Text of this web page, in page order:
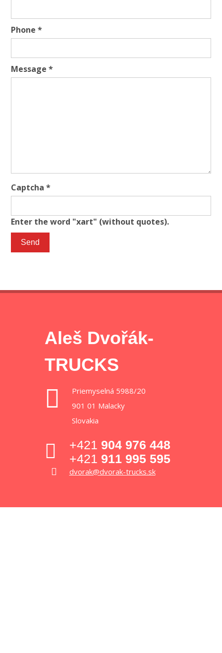
Phone *
Message *
Captcha *
Enter the word "xart" (without quotes).
Send
Aleš Dvořák-
TRUCKS
Priemyselná 5988/20
901 01 Malacky
Slovakia
+421 904 976 448
+421 911 995 595
dvorak@dvorak-trucks.sk